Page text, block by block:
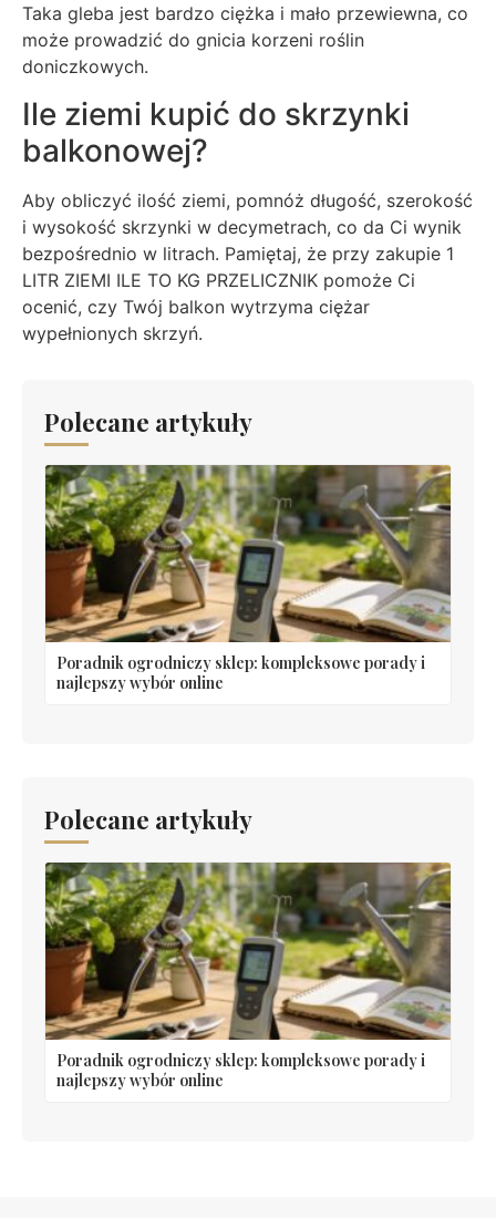
Taka gleba jest bardzo ciężka i mało przewiewna, co
może prowadzić do gnicia korzeni roślin
doniczkowych.
Ile ziemi kupić do skrzynki
balkonowej?
Aby obliczyć ilość ziemi, pomnóż długość, szerokość
i wysokość skrzynki w decymetrach, co da Ci wynik
bezpośrednio w litrach. Pamiętaj, że przy zakupie 1
LITR ZIEMI ILE TO KG PRZELICZNIK pomoże Ci
ocenić, czy Twój balkon wytrzyma ciężar
wypełnionych skrzyń.
Polecane artykuły
Poradnik ogrodniczy sklep: kompleksowe porady i
najlepszy wybór online
Polecane artykuły
Poradnik ogrodniczy sklep: kompleksowe porady i
najlepszy wybór online